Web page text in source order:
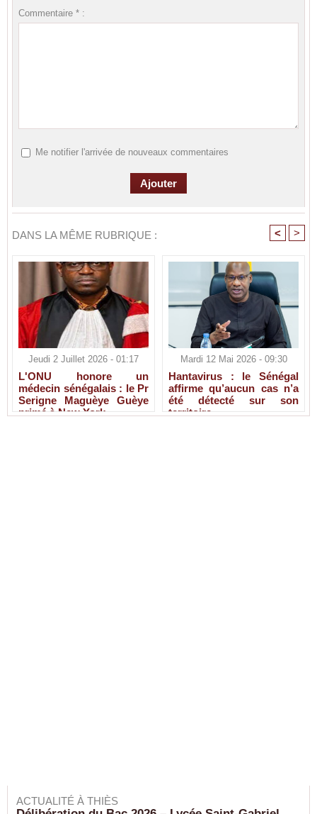
Commentaire * :
Me notifier l'arrivée de nouveaux commentaires
DANS LA MÊME RUBRIQUE : < >
Jeudi 2 Juillet 2026 - 01:17
L'ONU honore un
médecin sénégalais : le Pr
Serigne Maguèye Guèye
primé à New York
Mardi 12 Mai 2026 - 09:30
Hantavirus : le Sénégal
affirme qu’aucun cas n’a
été détecté sur son
territoire
ACTUALITÉ À THIÈS